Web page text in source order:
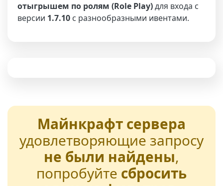
отыгрышем по ролям (Role Play)для входа с
версии 1.7.10 с разнообразными ивентами.
Майнкрафт сервера
удовлетворяющие запросу
не были найдены,
попробуйте сбросить